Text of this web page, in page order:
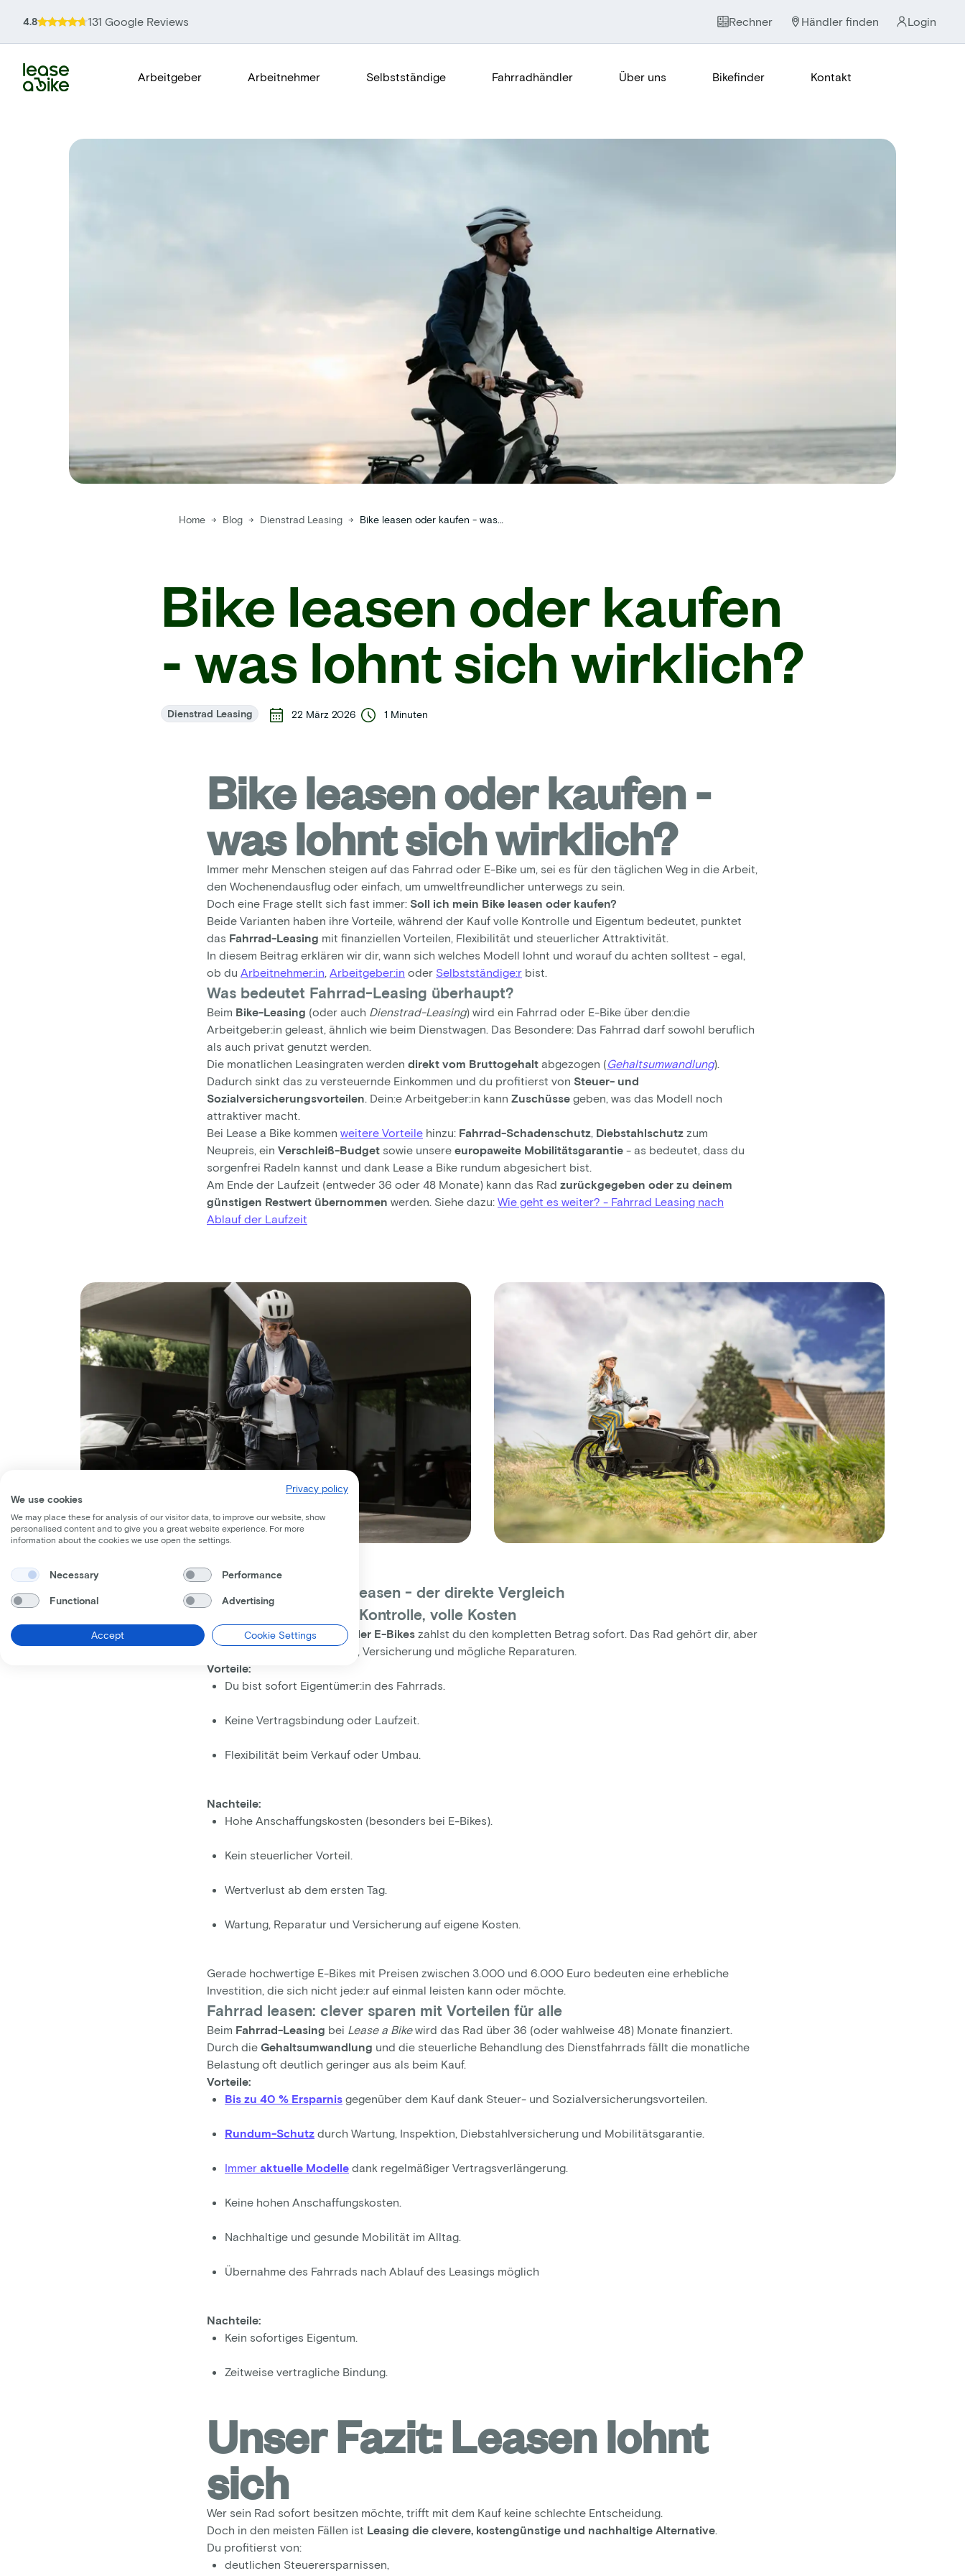
4.8 131 Google Reviews Rechner Händler finden Login
Arbeitgeber Arbeitnehmer Selbstständige Fahrradhändler Über uns Bikefinder Kontakt
Home → Blog → Dienstrad Leasing →
Bike leasen oder kaufen
- was lohnt sich wirklich?
Dienstrad Leasing 22 März 2026 1 Minuten
Bike leasen oder kaufen -
was lohnt sich wirklich?
Immer mehr Menschen steigen auf das Fahrrad oder E-Bike um, sei es für den täglichen Weg in die Arbeit,
den Wochenendausflug oder einfach, um umweltfreundlicher unterwegs zu sein.
Doch eine Frage stellt sich fast immer: Soll ich mein Bike leasen oder kaufen?
Beide Varianten haben ihre Vorteile, während der Kauf volle Kontrolle und Eigentum bedeutet, punktet
das Fahrrad-Leasing mit finanziellen Vorteilen, Flexibilität und steuerlicher Attraktivität.
In diesem Beitrag erklären wir dir, wann sich welches Modell lohnt und worauf du achten solltest - egal,
ob du Arbeitnehmer:in, Arbeitgeber:in oder Selbstständige:r bist.
Was bedeutet Fahrrad-Leasing überhaupt?
Beim Bike-Leasing (oder auch Dienstrad-Leasing) wird ein Fahrrad oder E-Bike über den:die
Arbeitgeber:in geleast, ähnlich wie beim Dienstwagen. Das Besondere: Das Fahrrad darf sowohl beruflich
als auch privat genutzt werden.
Die monatlichen Leasingraten werden direkt vom Bruttogehalt abgezogen (Gehaltsumwandlung).
Dadurch sinkt das zu versteuernde Einkommen und du profitierst von Steuer- und
Sozialversicherungsvorteilen. Dein:e Arbeitgeber:in kann Zuschüsse geben, was das Modell noch
attraktiver macht.
Bei Lease a Bike kommen weitere Vorteile hinzu: Fahrrad-Schadenschutz, Diebstahlschutz zum
Neupreis, ein Verschleiß-Budget sowie unsere europaweite Mobilitätsgarantie - as bedeutet, dass du
sorgenfrei Radeln kannst und dank Lease a Bike rundum abgesichert bist.
Am Ende der Laufzeit (entweder 36 oder 48 Monate) kann das Rad zurückgegeben oder zu deinem
günstigen Restwert übernommen werden. Siehe dazu: Wie geht es weiter? - Fahrrad Leasing nach
Ablauf der Laufzeit
Fahrrad kaufen oder leasen - der direkte Vergleich
Fahrrad kaufen: volle Kontrolle, volle Kosten
Beim Kauf eines Fahrrads oder E-Bikes zahlst du den kompletten Betrag sofort. Das Rad gehört dir, aber
auch alle Kosten für Wartung, Versicherung und mögliche Reparaturen.
Vorteile:
Du bist sofort Eigentümer:in des Fahrrads.
Keine Vertragsbindung oder Laufzeit.
Flexibilität beim Verkauf oder Umbau.
Nachteile:
Hohe Anschaffungskosten (besonders bei E-Bikes).
Kein steuerlicher Vorteil.
Wertverlust ab dem ersten Tag.
Wartung, Reparatur und Versicherung auf eigene Kosten.
Gerade hochwertige E-Bikes mit Preisen zwischen 3.000 und 6.000 Euro bedeuten eine erhebliche
Investition, die sich nicht jede:r auf einmal leisten kann oder möchte.
Fahrrad leasen: clever sparen mit Vorteilen für alle
Beim Fahrrad-Leasing bei Lease a Bikewird das Rad über 36 (oder wahlweise 48) Monate finanziert.
Durch die Gehaltsumwandlung und die steuerliche Behandlung des Dienstfahrrads fällt die monatliche
Belastung oft deutlich geringer aus als beim Kauf.
Vorteile:
Bis zu 40 % Ersparnis gegenüber dem Kauf dank Steuer- und Sozialversicherungsvorteilen.
Rundum-Schutz durch Wartung, Inspektion, Diebstahlversicherung und Mobilitätsgarantie.
Immer aktuelle Modelle dank regelmäßiger Vertragsverlängerung.
Keine hohen Anschaffungskosten.
Nachhaltige und gesunde Mobilität im Alltag.
Übernahme des Fahrrads nach Ablauf des Leasings möglich
Nachteile:
Kein sofortiges Eigentum.
Zeitweise vertragliche Bindung.
Unser Fazit: Leasen lohnt
sich
Wer sein Rad sofort besitzen möchte, trifft mit dem Kauf keine schlechte Entscheidung.
Doch in den meisten Fällen ist Leasing die clevere, kostengünstige und nachhaltige Alternative
Du profitierst von:
deutlichen Steuerersparnissen,
Privacy policy
We use cookies
We may place these for analysis of our visitor data, to improve our website, show
personalised content and to give you a great website experience. For more
information about the cookies we use open the settings.
Necessary Performance
Functional Advertising
Accept Cookie Settings